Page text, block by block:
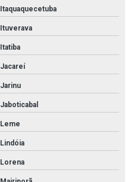
Itaquaquecetuba
Ituverava
Itatiba
Jacareí
Jarinu
Jaboticabal
Leme
Lindóia
Lorena